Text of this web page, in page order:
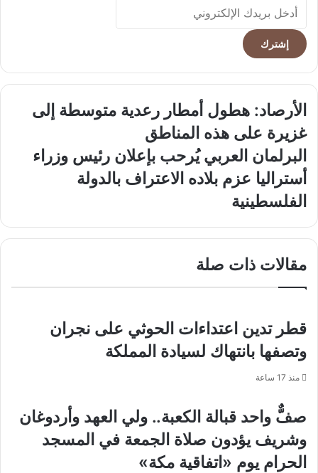
أدخل
بريدك
الإلكتروني
الأرصاد:
هطول
أمطار
رعدية
متوسطة
إلى
غزيرة
على
هذه
المناطق
الأرصاد: هطول أمطار رعدية متوسطة إلى
غزيرة على هذه المناطق
البرلمان
العربي
يُرحب
بإعلان
رئيس
وزراء
أستراليا
بلاده
الاعتراف
البرلمان العربي يُرحب بإعلان رئيس وزراء
أستراليا عزم بلاده الاعتراف بالدولة
الفلسطينية
مقالات ذات صلة
قطر تدين اعتداءات الحوثي على نجران
وتصفها بانتهاك لسيادة المملكة
منذ 17 ساعة
صفٌّ واحد قبالة الكعبة.. ولي العهد وأردوغان
وشريف يؤدون صلاة الجمعة في المسجد
الحرام يوم «اتفاقية مكة»